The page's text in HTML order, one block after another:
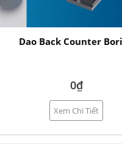
Dao Back Counter
0₫
Xem Chi Tiết